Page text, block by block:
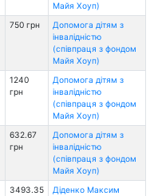
Майя Хоуп)
750 грн
Допомога дітям з
інвалідністю
(співпраця з фондом
Майя Хоуп)
1240
грн
Допомога дітям з
інвалідністю
(співпраця з фондом
Майя Хоуп)
632.67
грн
Допомога дітям з
інвалідністю
(співпраця з фондом
Майя Хоуп)
3493.35
Діденко Максим